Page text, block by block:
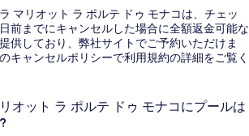
マリオット ラ ポルテ ドゥ モナコは、チェッ
前までにキャンセルした場合に全額返金可能な
供しており、弊社サイトでご予約いただけま
キャンセルポリシーで利用規約の詳細をご覧く
オット ラ ポルテ ドゥ モナコにプールは